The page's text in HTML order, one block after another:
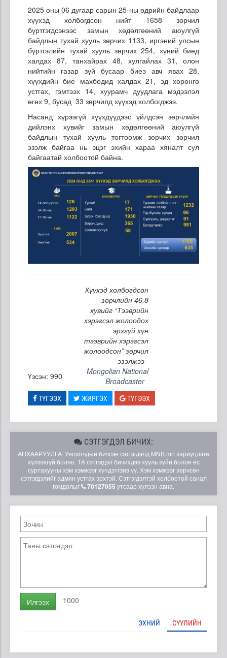
2025 оны 06 дугаар сарын 25-ны өдрийн байдлаар
хүүхэд холбогдсон нийт 1658 зөрчил
бүртгэгдсэнээс замын хөдөлгөөний аюулгүй
байдлын тухай хууль зөрчих 1133, иргэний улсын
бүртгэлийн тухай хууль зөрчих 254, хүний биед
халдах 87, танхайрах 48, хулгайлах 31, олон
нийтийн газар зүй бусаар биеэ авч явах 28,
хүүхдийн бие махбодид халдах 21, эд хөрөнгө
устгах, гэмтээх 14, хуурамч дуудлага мэдээлэл
өгөх 9, бусад 33 зөрчилд хүүхэд холбогджээ.
Насанд хүрээгүй хүүхдүүдээс үйлдсэн зөрчлийн
дийлэнх хувийг замын хөдөлгөөний аюулгүй
байдлын тухай хууль тогтоомж зөрчих зөрчил
эзэлж байгаа нь эцэг эхийн хараа хяналт сул
байгаатай холбоотой байна.
Хүүхэд холбогдсон
зөрчлийн 46.8
хувийг “Тээврийн
хэрэгсэл жолоодох
эрхгүй хүн
тээврийн хэрэгсэл
жолоодсон” зөрчил
эзэлжээ
Үзсэн: 990
Mongolian National
Broadcaster
ТҮГЭЭХ ЖИРГЭХ ТҮГЭЭХ
СЭТГЭГДЭЛ БИЧИХ:
АНХААРУУЛГА: Уншигчдын бичсэн сэтгэгдэлд MNB.mn хариуцлага
хүлээхгүй болно. ТА сэтгэгдэл бичихдээ хууль зүйн болон ёс
суртахууны хэм хэмжээг хүндэтгэнэ үү. Хэм хэмжээг зөрчсөн
сэтгэгдэлийг админ устгах эрхтэй. Сэтгэгдэлтэй холбоотой санал
гомдолыг
70127055 утсаар хүлээн авна.
Илгээх 1000
ЭХНИЙ СҮҮЛИЙН